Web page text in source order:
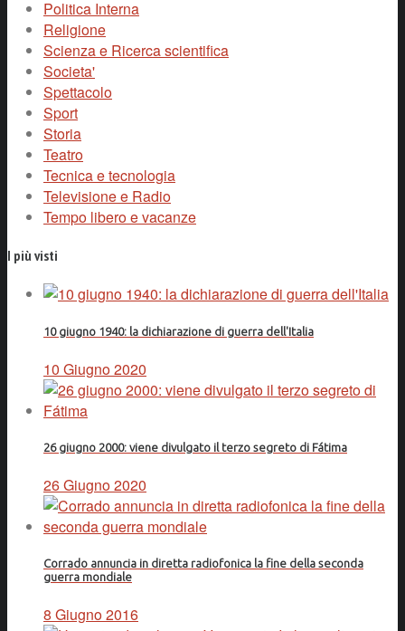
Politica Interna
Religione
Scienza e Ricerca scientifica
Societa'
Spettacolo
Sport
Storia
Teatro
Tecnica e tecnologia
Televisione e Radio
Tempo libero e vacanze
I più visti
10 giugno 1940: la dichiarazione di guerra dell'Italia
10 Giugno 2020
26 giugno 2000: viene divulgato il terzo segreto di Fátima
26 Giugno 2020
Corrado annuncia in diretta radiofonica la fine della seconda
guerra mondiale
8 Giugno 2016